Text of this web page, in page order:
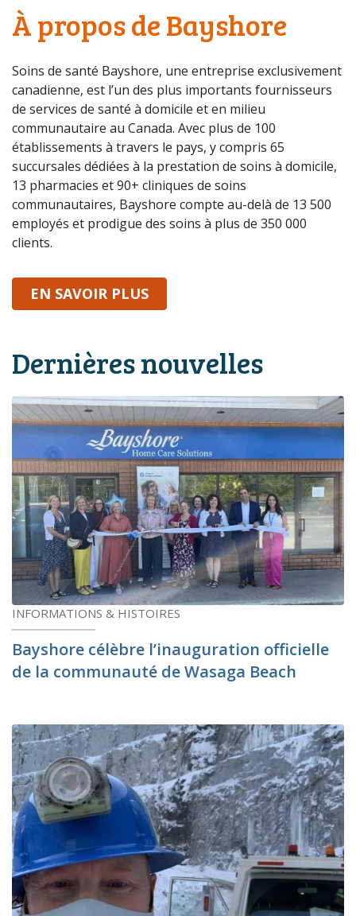
À propos de Bayshore
Soins de santé Bayshore, une entreprise exclusivement
canadienne, est l’un des plus importants fournisseurs
de services de santé à domicile et en milieu
communautaire au Canada. Avec plus de 100
établissements à travers le pays, y compris 65
succursales dédiées à la prestation de soins à domicile,
13 pharmacies et 90+ cliniques de soins
communautaires, Bayshore compte au-delà de 13 500
employés et prodigue des soins à plus de 350 000
clients.
EN SAVOIR PLUSSUR BAYSHORE
Dernières nouvelles
INFORMATIONS & HISTOIRES
Bayshore célèbre l’inauguration officielle
de la communauté de Wasaga Beach